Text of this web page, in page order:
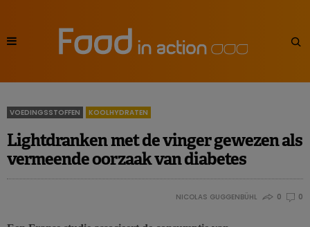
VOEDINGSSTOFFEN KOOLHYDRATEN
Lightdranken met de vinger gewezen als
vermeende oorzaak van diabetes
NICOLAS GUGGENBÜHL 0 0